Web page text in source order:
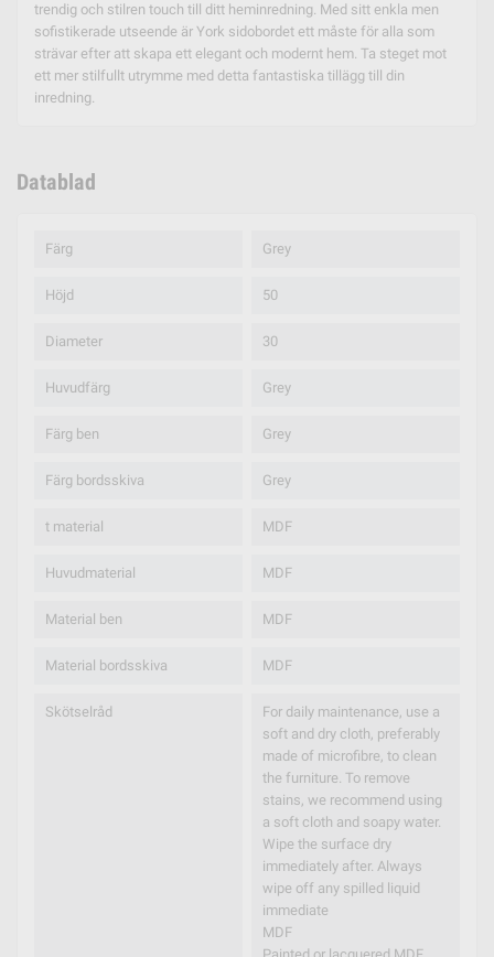
trendig och stilren touch till ditt heminredning. Med sitt enkla men
sofistikerade utseende är York sidobordet ett måste för alla som
strävar efter att skapa ett elegant och modernt hem. Ta steget mot
ett mer stilfullt utrymme med detta fantastiska tillägg till din
inredning.
Datablad
Färg Grey
Höjd 50
Diameter 30
Huvudfärg Grey
Färg ben Grey
Färg bordsskiva Grey
t material MDF
Huvudmaterial MDF
Material ben MDF
Material bordsskiva MDF
Skötselråd
For daily maintenance, use a
soft and dry cloth, preferably
made of microfibre, to clean
the furniture. To remove
stains, we recommend using
a soft cloth and soapy water.
Wipe the surface dry
immediately after. Always
wipe off any spilled liquid
immediate
MDF